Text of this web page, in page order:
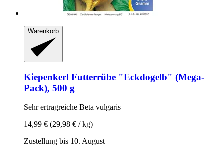
Warenkorb
Kiepenkerl Futterrübe "Eckdogelb" (Mega-​
Pack), 500 g
Sehr ertragreiche Beta vulgaris
14,99 € (29,98 € / kg)
Zustellung bis 10. August